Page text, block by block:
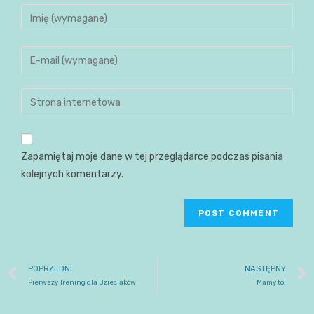
Zapamiętaj moje dane w tej przeglądarce podczas pisania
kolejnych komentarzy.
POPRZEDNI
Pierwszy Trening dla Dzieciaków
NASTĘPNY
Mamy to!